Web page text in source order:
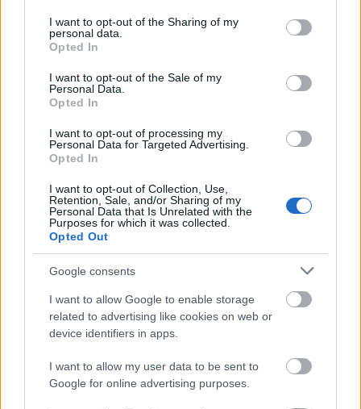
not limited to your visit or usage behaviour. You may click to
grant or deny consent to Google and its third-party tags to
use your data for below specified purposes in below Google
consent section.
I want to opt-out of the Sharing of my
personal data.
Opted In
I want to opt-out of the Sale of my
Personal Data.
Opted In
I want to opt-out of processing my
Personal Data for Targeted Advertising.
Opted In
I want to opt-out of Collection, Use,
Retention, Sale, and/or Sharing of my
Personal Data that Is Unrelated with the
Purposes for which it was collected.
Opted Out
Google consents
I want to allow Google to enable storage
related to advertising like cookies on web or
device identifiers in apps.
I want to allow my user data to be sent to
Google for online advertising purposes.
rendező, a Drama Center Londonban végzett
Berzsenyi Bellaagh Ádám
ültette át magyar
nyelvre.
Rendezőként, többek között a svéd kultúra és
történelem mély ismeretét is felhasználva, egy mai,
magyar közegben is aktuális előadást állít
színpadra, melynek központi kérdése a személyes
történelmi felelősség és az egyéni sors szabadsága
illetve determináltsága.
A darab egyik különlegessége, hogy a főszerepben a
Jászai Mari-díjasSeress Zoltánt, a Bárka Színház
igazgatóját láthatjuk, aki több év után először vállal
ismét főszerepet a Bárka színpadán.